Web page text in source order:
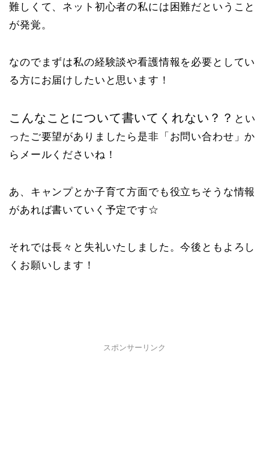
難しくて、ネット初心者の私には困難だということ
が発覚。
なのでまずは私の経験談や看護情報を必要としてい
る方にお届けしたいと思います！
こんなことについて書いてくれない？？ とい
ったご要望がありましたら是非「お問い合わせ」か
らメールくださいね！
あ、キャンプとか子育て方面でも役立ちそうな情報
があれば書いていく予定です☆
それでは長々と失礼いたしました。今後ともよろし
くお願いします！
スポンサーリンク